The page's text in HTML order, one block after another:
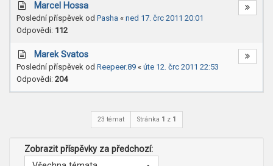
Marcel Hossa
Poslední příspěvek od Pasha « ned 17. črc 2011 20:01
Odpovědi: 112
Marek Svatos
Poslední příspěvek od Reepeer.89 « úte 12. črc 2011 22:53
Odpovědi: 204
23 témat Stránka 1 z 1
Zobrazit příspěvky za předchozí: